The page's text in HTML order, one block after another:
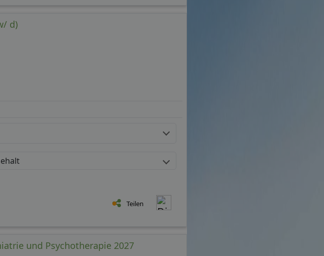
d)
Teilen
und Psychotherapie 2027